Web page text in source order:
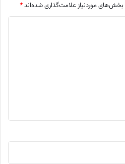
بخش‌های موردنیاز علامت‌گذاری شده‌اند*